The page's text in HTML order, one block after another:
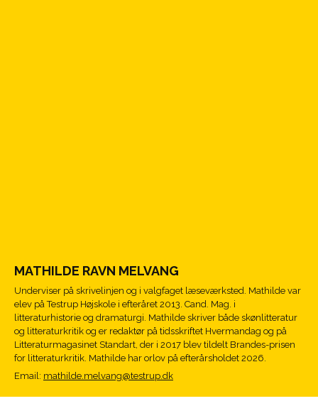
MATHILDE RAVN MELVANG
Underviser på skrivelinjen og i valgfaget læseværksted. Mathilde var
elev på Testrup Højskole i efteråret 2013. Cand. Mag. i
litteraturhistorie og dramaturgi. Mathilde skriver både skønlitteratur
og litteraturkritik og er redaktør på tidsskriftet Hvermandag og på
Litteraturmagasinet Standart, der i 2017 blev tildelt Brandes-prisen
for litteraturkritik. Mathilde har orlov på efterårsholdet 2026.
Email: mathilde.melvang@testrup.dk